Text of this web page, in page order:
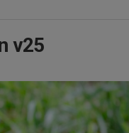
v25